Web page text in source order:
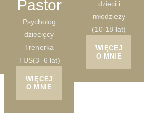
Pastor
Psycholog
dziecięcy
Trenerka
TUS(3–6 lat)
WIĘCEJ
O MNIE
dzieci i
młodzieży
(10-18 lat)
WIĘCEJ
O MNIE